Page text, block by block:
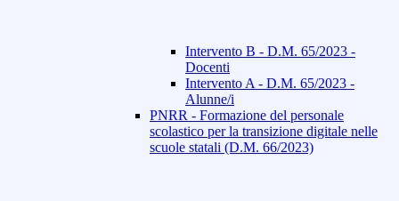
Intervento B - D.M. 65/2023 -
Docenti
Intervento A - D.M. 65/2023 -
Alunne/i
PNRR - Formazione del personale
scolastico per la transizione digitale nelle
scuole statali (D.M. 66/2023)